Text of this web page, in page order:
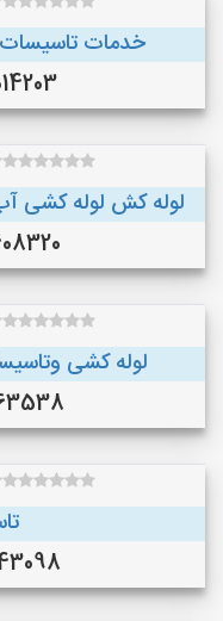
خدمات
لوله کش لوله کشی
لوله کشی